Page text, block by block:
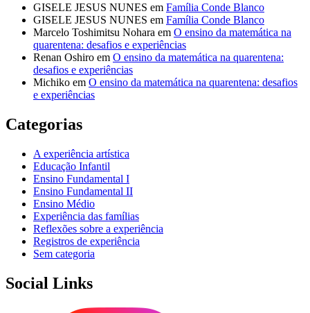
GISELE JESUS NUNES em Família Conde Blanco
GISELE JESUS NUNES em Família Conde Blanco
Marcelo Toshimitsu Nohara em O ensino da matemática na
quarentena: desafios e experiências
Renan Oshiro em O ensino da matemática na quarentena:
desafios e experiências
Michiko em O ensino da matemática na quarentena: desafios
e experiências
Categorias
A experiência artística
Educação Infantil
Ensino Fundamental I
Ensino Fundamental II
Ensino Médio
Experiência das famílias
Reflexões sobre a experiência
Registros de experiência
Sem categoria
Social Links